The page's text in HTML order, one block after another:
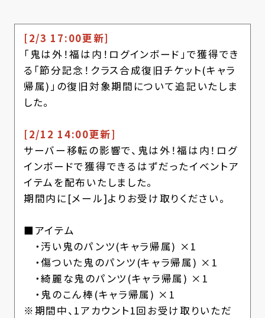
[2/3 17:00更新]
「鬼は外！福は内！ログインボード」で獲得でき
る「節分記念！クラス合成復旧チケット(キャラ
帰属)」の復旧対象期間について追記いたしま
した。
[2/12 14:00更新]
サーバー移転の影響で、鬼は外！福は内！ログ
インボードで獲得できるはずだったイベントア
イテムを配布いたしました。
期間内に[メール]よりお受け取りください。
■アイテム
・汚い鬼のパンツ(キャラ帰属) ×1
・傷ついた鬼のパンツ(キャラ帰属) ×1
・綺麗な鬼のパンツ(キャラ帰属) ×1
・鬼のこん棒(キャラ帰属) ×1
※期間中、1アカウント1回お受け取りいただ